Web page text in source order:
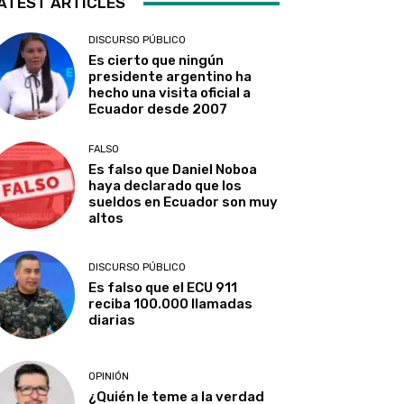
DISCURSO PÚBLICO
Es cierto que ningún
presidente argentino ha
hecho una visita oficial a
Ecuador desde 2007
FALSO
Es falso que Daniel Noboa
haya declarado que los
sueldos en Ecuador son muy
altos
DISCURSO PÚBLICO
Es falso que el ECU 911
reciba 100.000 llamadas
diarias
OPINIÓN
¿Quién le teme a la verdad